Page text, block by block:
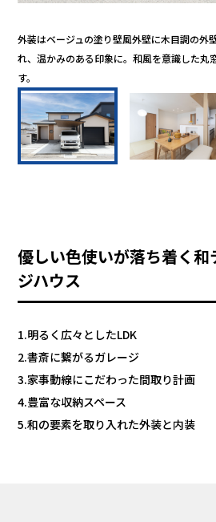
外装はベージュの塗り壁風外壁に木目調の外
れ、温かみのある印象に。和風を意識した丸
す。
優しい色使いが落ち着く和
ジハウス
1.明るく広々としたLDK
2.書斎に繋がるガレージ
3.家事動線にこだわった間取り計画
4.豊富な収納スペース
5.和の要素を取り入れた外装と内装